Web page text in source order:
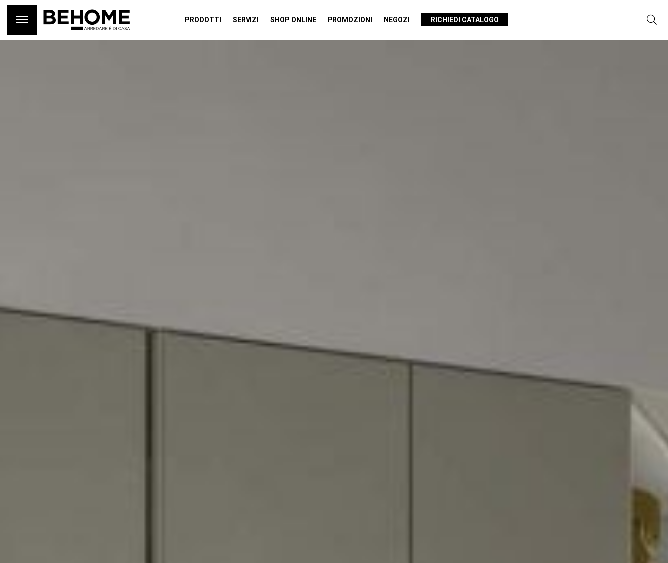
PRODOTTI SERVIZI SHOP ONLINE PROMOZIONI NEGOZI RICHIEDI CATALOGO